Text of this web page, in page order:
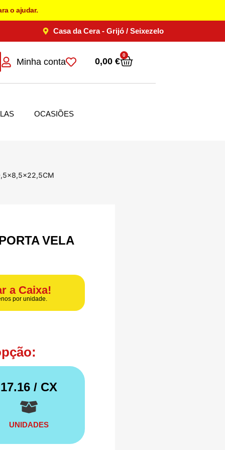
o ajudar.
Casa da Cera - Grijó / Seixezelo
Minha conta 0,00 €
0
OCASIÕES
VELA
a Caixa!
por unidade.
17.16 / CX
UNIDADES